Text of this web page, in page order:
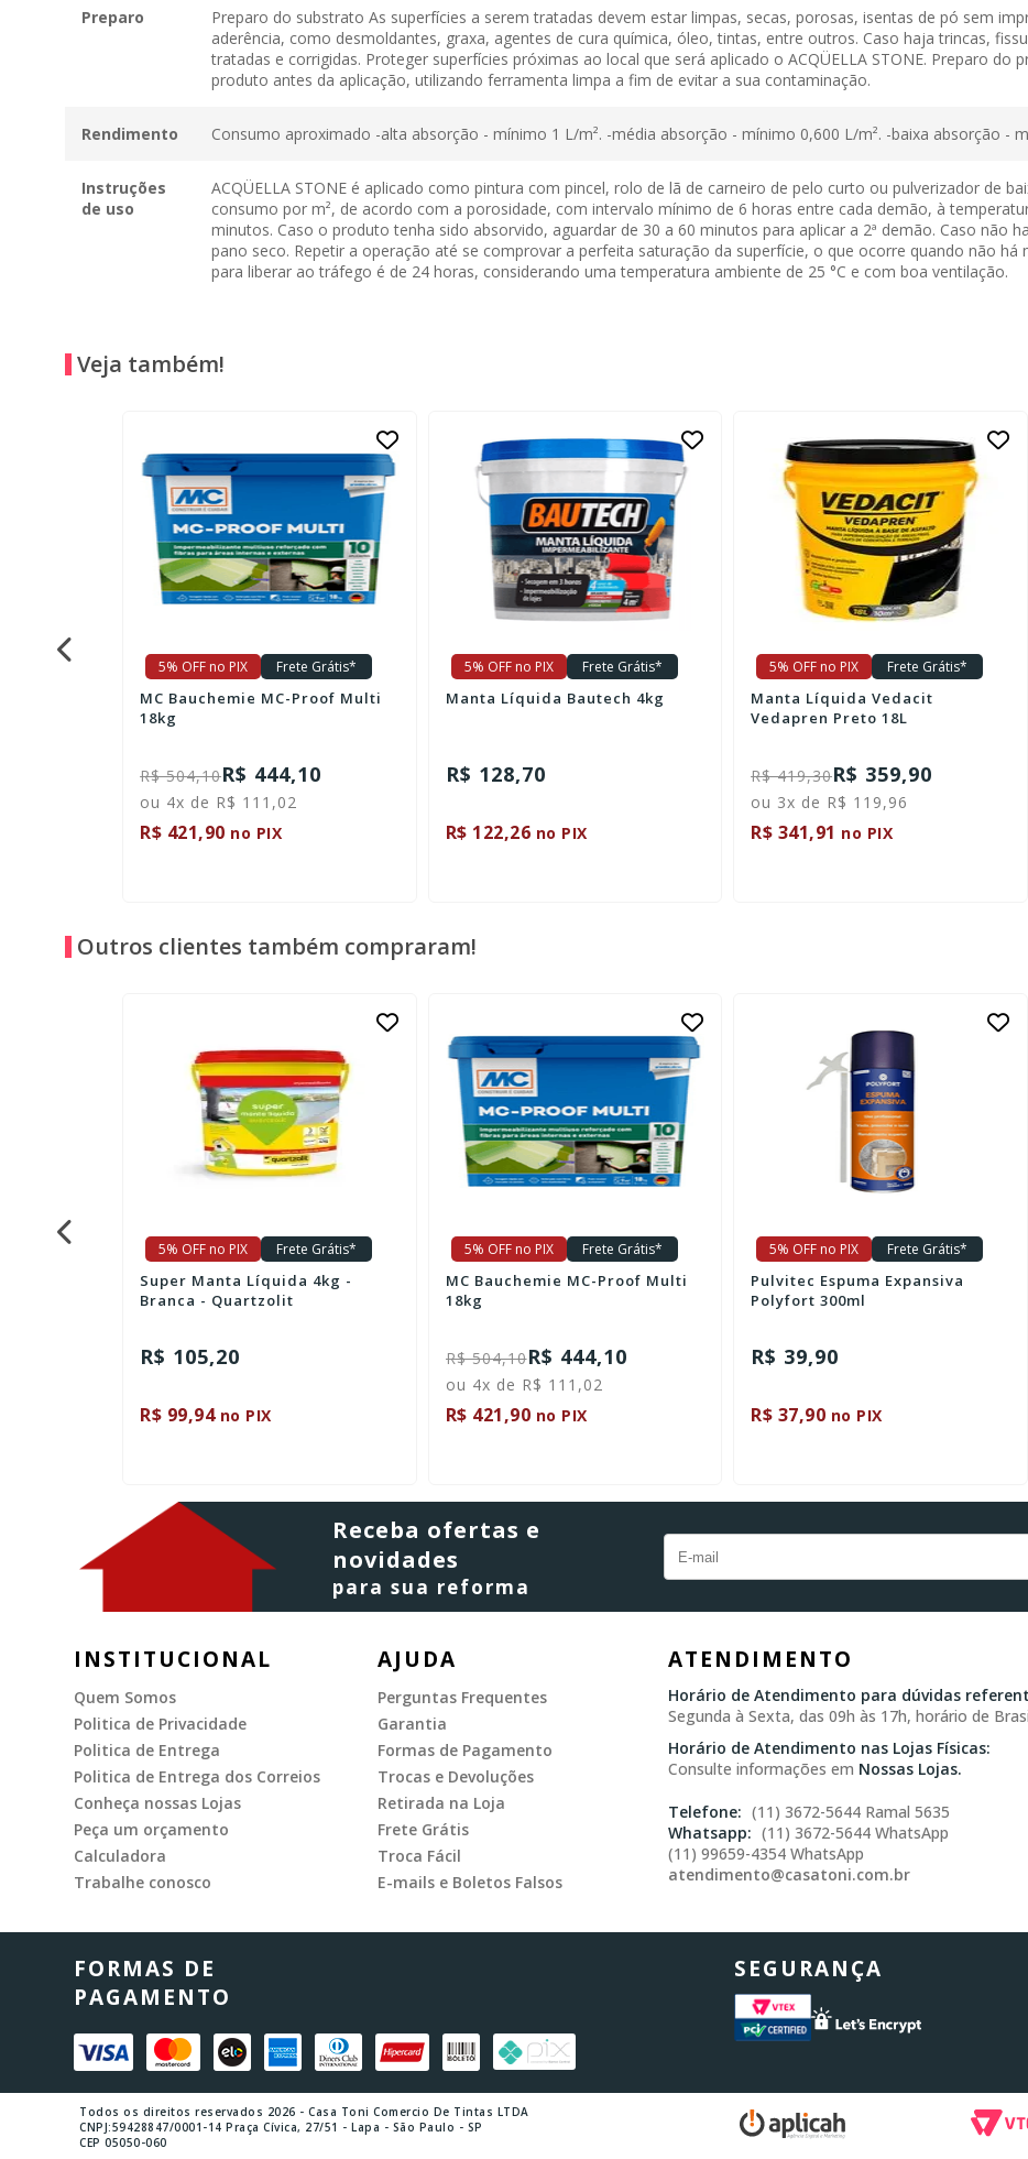
Preparo
Preparo do substrato As superfícies a serem tratadas devem estar limpas, secas, porosas, isentas de pó sem
aderência, como desmoldantes, graxa, agentes de cura química, óleo, tintas, entre outros. Caso haja trincas,
tratadas e corrigidas. Proteger superfícies próximas ao local que será aplicado o ACQÜELLA STONE. Preparo
produto antes da aplicação, utilizando ferramenta limpa a fim de evitar a sua contaminação.
Rendimento Consumo aproximado -alta absorção - mínimo 1 L/m². -média absorção - mínimo 0,600 L/m². -baixa absorção -
Instruções
de uso
ACQÜELLA STONE é aplicado como pintura com pincel, rolo de lã de carneiro de pelo curto ou pulverizador de
consumo por m², de acordo com a porosidade, com intervalo mínimo de 6 horas entre cada demão, à
minutos. Caso o produto tenha sido absorvido, aguardar de 30 a 60 minutos para aplicar a 2ª demão. Caso não
pano seco. Repetir a operação até se comprovar a perfeita saturação da superfície, o que ocorre quando não
para liberar ao tráfego é de 24 horas, considerando uma temperatura ambiente de 25 °C e com boa ventilação.
Veja também!
5% OFF no PIX Frete Grátis*
MC Bauchemie MC-Proof Multi
18kg
R$ 504,10R$ 444,10
ou 4x de R$ 111,02
R$ 421,90 no PIX
5% OFF no PIX Frete Grátis*
Manta Líquida Bautech 4kg
R$ 128,70
R$ 122,26 no PIX
5% OFF no PIX Frete Grátis*
Manta Líquida Vedacit
Vedapren Preto 18L
R$ 419,30R$ 359,90
ou 3x de R$ 119,96
R$ 341,91 no PIX
Outros clientes também compraram!
5% OFF no PIX Frete Grátis*
Super Manta Líquida 4kg -
Branca - Quartzolit
R$ 105,20
R$ 99,94no PIX
5% OFF no PIX Frete Grátis*
MC Bauchemie MC-Proof Multi
18kg
R$ 504,10R$ 444,10
ou 4x de R$ 111,02
R$ 421,90 no PIX
5% OFF no PIX Frete Grátis*
Pulvitec Espuma Expansiva
Polyfort 300ml
R$ 39,90
R$ 37,90 no PIX
Receba ofertas e
novidades
para sua reforma
INSTITUCIONAL
Quem Somos
Politica de Privacidade
Politica de Entrega
Politica de Entrega dos Correios
Conheça nossas Lojas
Peça um orçamento
Calculadora
Trabalhe conosco
AJUDA
Perguntas Frequentes
Garantia
Formas de Pagamento
Trocas e Devoluções
Retirada na Loja
Frete Grátis
Troca Fácil
E-mails e Boletos Falsos
ATENDIMENTO
Horário de Atendimento para dúvidas
Segunda à Sexta, das 09h às 17h, horário de
Horário de Atendimento nas Lojas Físicas:
Consulte informações em Nossas Lojas.
(11) 3672-5644 Ramal 5635
(11) 3672-5644 WhatsApp
(11) 99659-4354 WhatsApp
atendimento@casatoni.com.br
FORMAS DE
PAGAMENTO
SEGURANÇA
Todos os direitos reservados 2026 - Casa Toni Comercio De Tintas LTDA
CNPJ:59428847/0001-14 Praça Cívica, 27/51 - Lapa - São Paulo - SP
CEP 05050-060